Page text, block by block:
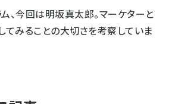
、今回は明坂真太郎。マーケターと
てみることの大切さを考察していま